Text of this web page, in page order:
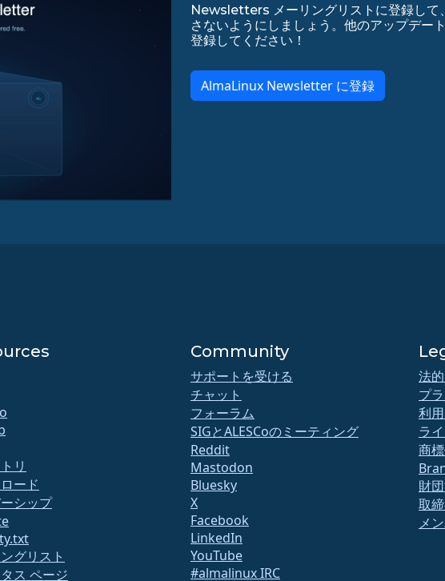
Newsletters メーリングリストに登録し
さないようにしましょう。他のアップデ
登録してください！
AlmaLinux Newsletter に登録
リ
ード
シップ
グリスト
ス ページ
Community
サポートを受ける
チャット
フォーラム
SIGとALESCoのミーティング
Reddit
Mastodon
Bluesky
X
Facebook
LinkedIn
YouTube
#almalinux IRC
法
プ
利
ラ
商
財
取
メ